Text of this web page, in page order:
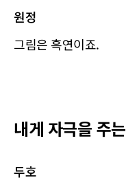
원정
그림은 흑연이죠.
내게 자극을 주
두호